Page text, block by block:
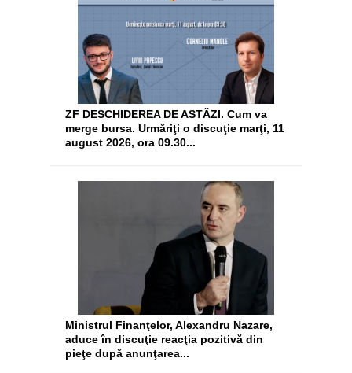
ZF DESCHIDEREA DE ASTĂZI. Cum va
merge bursa. Urmăriţi o discuţie marţi, 11
august 2026, ora 09.30...
Ministrul Finanţelor, Alexandru Nazare,
aduce în discuţie reacţia pozitivă din
pieţe după anunţarea...